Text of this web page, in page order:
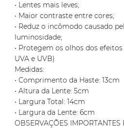
• Lentes mais leves;
• Maior contraste entre cores;
• Reduz o incômodo causado
luminosidade;
• Protegem os olhos dos
UVA e UVB)
Medidas:
• Comprimento da Haste: 13cm
• Altura da Lente: 5cm
• Largura Total: 14cm
• Largura da Lente: 6cm
OBSERVAÇÕES